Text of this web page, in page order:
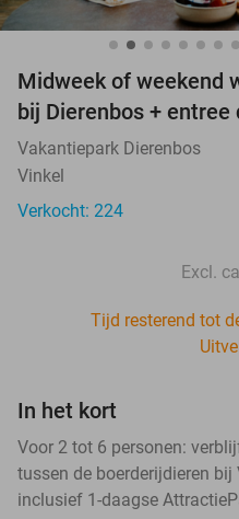
Midweek of weekend
bij Dierenbos + entree
Vakantiepark Dierenbos
Vinkel
Verkocht: 224
Excl.
Tijd resterend tot
In het kort
Voor 2 tot 6 personen:
tussen de boerderijdieren
inclusief 1-daagse